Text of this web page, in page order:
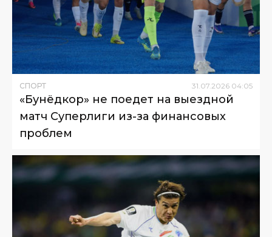
СПОРТ 31 07 2026 04:05
«Бунёдкор» не поедет на выездной
матч Суперлиги из-за финансовых
проблем